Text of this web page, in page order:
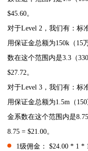
$45.60。
对于Level 2，我们有：标
用保证金总额为150k（15
数在这个范围内是3.3（
$27.72。
对于Level 3，我们有：标
用保证金总额为1.5m（
金系数在这个范围内是
8.75 = $21.00。
1级佣金： $24.00 * 1 *